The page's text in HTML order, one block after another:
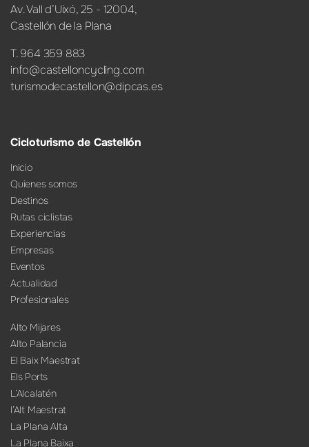
Av. Vall d’Uixó, 25 - 12004,
Castellón de la Plana
T. 964 359 883
info@castelloncycling.com
turismodecastellon@dipcas.es
Cicloturismo de Castellón
Inicio
Quienes somos
Destinos
Rutas ciclistas
Experiencias
Empresas
Eventos
Actualidad
Profesionales
Alto Mijares
Alto Palancia
El Baix Maestrat
Els Ports
L’Alcalatén
l’Alt Maestrat
La Plana Alta
La Plana Baixa